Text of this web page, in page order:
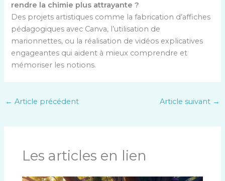
rendre la chimie plus attrayante ?
Des projets artistiques comme la fabrication d’affiches
pédagogiques avec Canva, l’utilisation de
marionnettes, ou la réalisation de vidéos explicatives
engageantes qui aident à mieux comprendre et
mémoriser les notions.
← Article précédent Article suivant →
Les articles en lien